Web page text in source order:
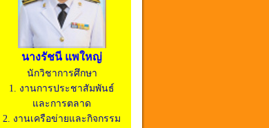
นางรัชนี แพใหญ่
นักวิชาการศึกษา
1. งานการประชาสัมพันธ์
และการตลาด
2. งานเครือข่ายและกิจกรรม